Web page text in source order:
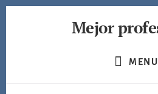
Mejor
MENU